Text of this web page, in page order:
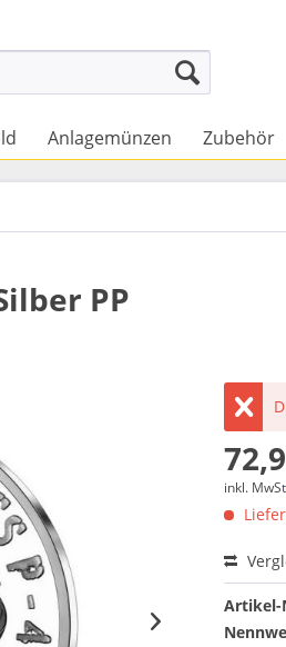
Anlagemünzen Zubehör
PP
inkl.
Artikel-